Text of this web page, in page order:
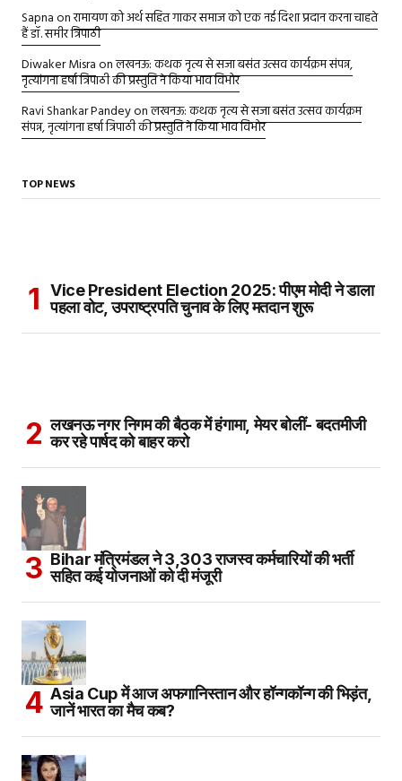
Sapnaonरामायण को अर्थ सहित गाकर समाज को एक नई दिशा प्रदान करना चाहते
हैं डॉ. समीर त्रिपाठी
Diwaker Misraonलखनऊ: कथक नृत्य से सजा बसंत उत्सव कार्यक्रम संपन्न,
नृत्यांगना हर्षा त्रिपाठी की प्रस्तुति ने किया भाव विभोर
Ravi Shankar Pandeyonलखनऊ: कथक नृत्य से सजा बसंत उत्सव कार्यक्रम
संपन्न, नृत्यांगना हर्षा त्रिपाठी की प्रस्तुति ने किया भाव विभोर
TOP NEWS
Vice President Election 2025: पीएम मोदी ने डाला
पहला वोट, उपराष्ट्रपति चुनाव के लिए मतदान शुरू
लखनऊ नगर निगम की बैठक में हंगामा, मेयर बोलीं- बदतमीजी
कर रहे पार्षद को बाहर करो
Bihar मंत्रिमंडल ने 3,303 राजस्व कर्मचारियों की भर्ती
सहित कई योजनाओं को दी मंजूरी
Asia Cup में आज अफगानिस्तान और हॉन्गकॉन्ग की भिड़ंत,
जानें भारत का मैच कब?